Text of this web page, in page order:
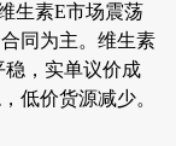
生素E市场震荡
同为主。维生素
，实单议价成
低价货源减少。